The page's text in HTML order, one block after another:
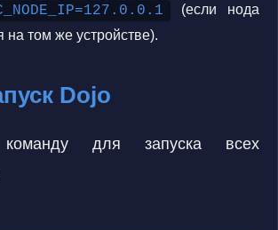
(если нода
на том же устройстве).
Dojo
команду для запуска всех